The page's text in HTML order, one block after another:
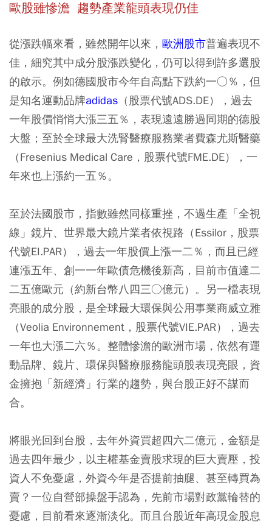
歐股雖慘澹 趨勢產業龍頭表現仍佳
從漲跌幅來看，雖然開年以來， 歐洲股市普遍表現不
佳，細究其中成分股漲跌變化，仍可以得到許多選股
的啟示。例如德國股市今年自高點下跌約一○％，但
是知名運動品牌adidas （股票代號ADS.DE），過去
一年股價悄悄大漲三五％，表現遠遠勝過同期的德股
大盤；至於全球最大洗腎醫療服務業者費森尤斯醫藥
（Fresenius Medical Care，股票代號FME.DE），一
年來也上漲約一五％。
至於法國股市，指數雖然同樣重挫，不過生產「全視
線」鏡片、世界最大鏡片業者依視路（Essilor，股票
代號EI.PAR），過去一年股價上漲一二％，而且已經
連漲五年、創一一年歐債危機後新高，目前市值達二
二五億歐元（約新台幣八四三○億元）。另一檔表現
亮眼的成分股，是全球最大環保與公用事業商威立雅
（Veolia Environnement，股票代號VIE.PAR），過去
一年也大漲二六％。整體慘澹的歐洲市場，依然有運
動品牌、鏡片、環保與醫療服務龍頭股表現亮眼，資
金擁抱「新經濟」行業的趨勢，與台股正好不謀而
合。
將眼光回到台股，去年外資買超四六二億元，金額是
過去四年最少，以主權基金賣股求現的巨大賣壓，投
資人不免憂慮，外資今年是否提前抽腿、甚至轉買為
賣？一位自營部操盤手認為，先前市場對政黨輪替的
憂慮，目前看來逐漸淡化。而且台股近年高現金股息